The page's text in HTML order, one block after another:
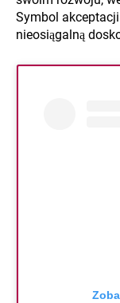
Symbol akceptacji
nieosiągalną